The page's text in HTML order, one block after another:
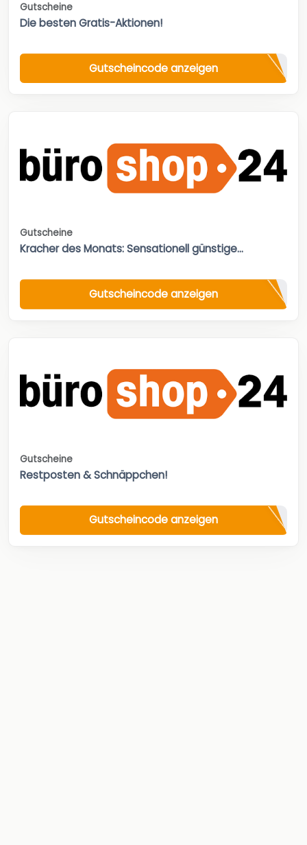
Gutscheine
Die besten Gratis-Aktionen!
Gutscheincode anzeigen
Gutscheine
Kracher des Monats: Sensationell günstige...
Gutscheincode anzeigen
Gutscheine
Restposten & Schnäppchen!
Gutscheincode anzeigen